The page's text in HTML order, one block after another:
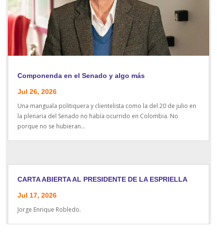
Componenda en el Senado y algo más
Jul 26, 2026
Una manguala politiquera y clientelista como la del 20 de julio en
la plenaria del Senado no había ocurrido en Colombia. No
porque no se hubieran...
CARTA ABIERTA AL PRESIDENTE DE LA ESPRIELLA
Jul 17, 2026
Jorge Enrique Robledo.